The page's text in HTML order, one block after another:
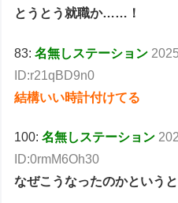
とうとう就職か……！
83:名無しステーション
ID:r21qBD9n0
結構いい時計付けてる
100:名無しステーション
ID:0rmM6Oh30
なぜこうなったのかという